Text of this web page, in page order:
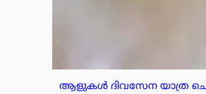
ആളുകൾ ദിവസേന യാത്ര